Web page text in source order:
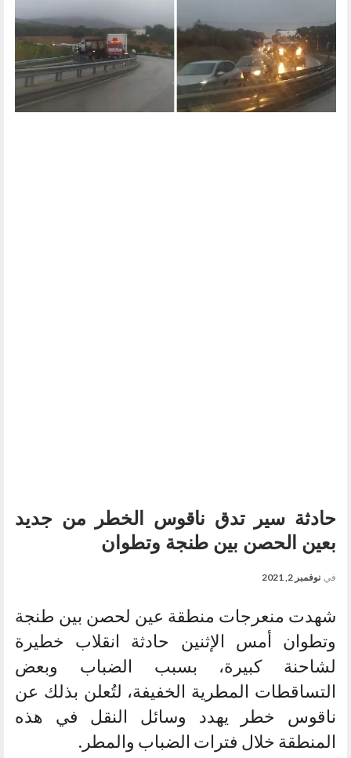
حادثة سير تدق ناقوس الخطر من جديد
بعين الحصن بين طنجة وتطوان
في نوفمبر 2, 2021
شهدت منعرجات منطقة عين لحصن بين طنجة
وتطوان أمس الإثنين حادثة انقلاب خطيرة
لشاحنة كبيرة، بسبب الضباب وبعض
التساقطات المطرية الخفيفة، لتُعلن بذلك عن
ناقوس خطر يهدد وسائل النقل في هذه
المنطقة خلال فترات الضباب والمطر.